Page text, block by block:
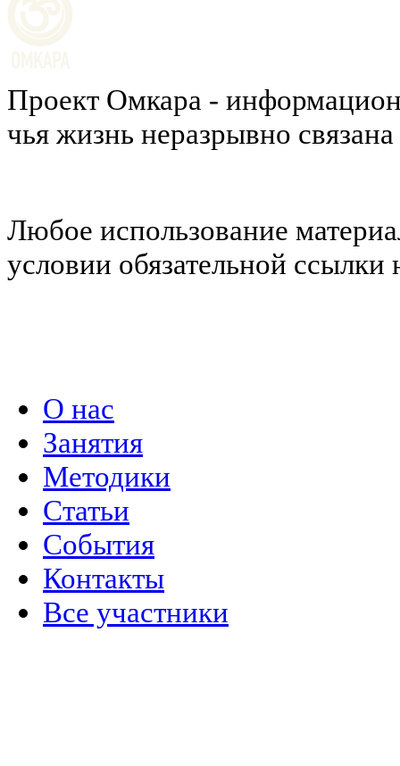
Проект Омкара -
чья жизнь неразрывно
Любое использование
условии обязательной ссылки
О нас
Занятия
Методики
Статьи
События
Контакты
Все участники